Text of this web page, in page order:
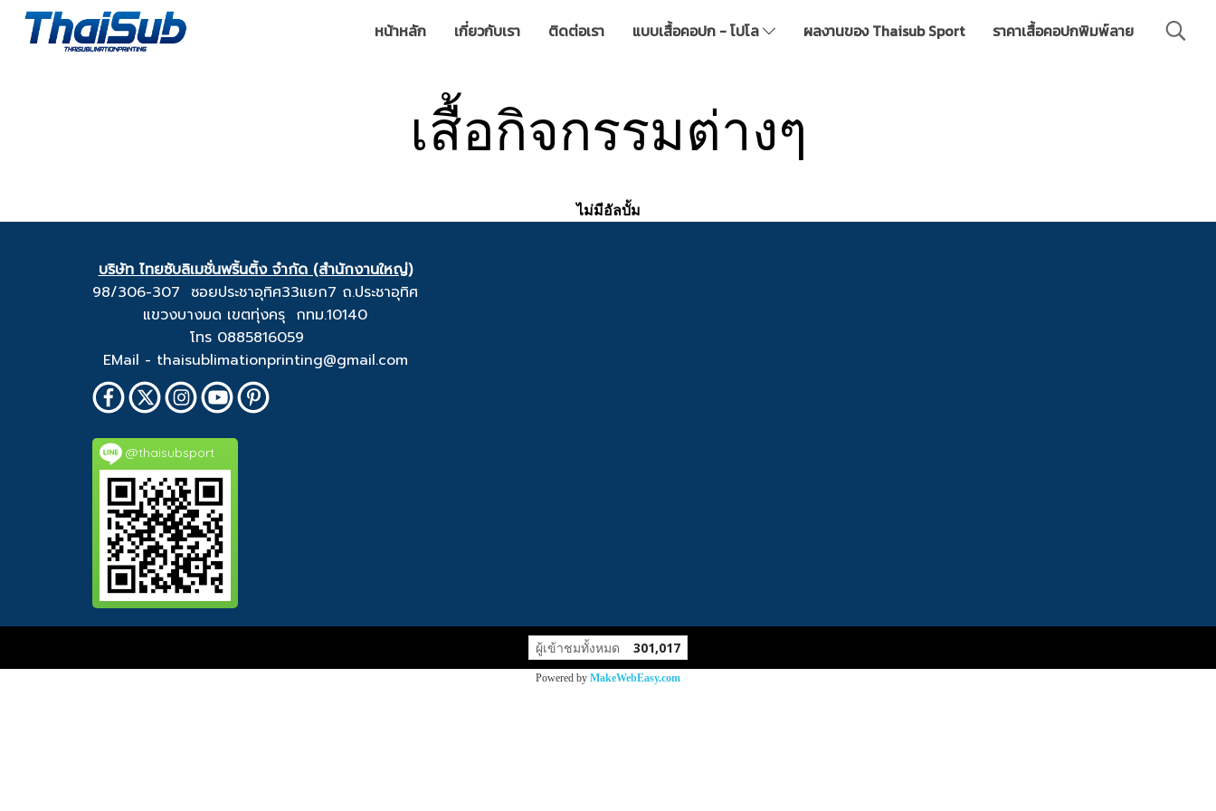
หน้าหลัก เกี่ยวกับเรา ติดต่อเรา แบบเสื้อคอปก - โปโล ผลงานของ Thaisub Sport ราคาเสื้อคอปกพิมพ์ลาย
เสื้อกิจกรรมต่างๆ
ไม่มีอัลบั้ม
บริษัท ไทยซับลิเมชั่นพริ้นติ้ง จำกัด (สำนักงานใหญ่)
98/306-307 ซอยประชาอุทิศ33แยก7 ถ.ประชาอุทิศ
แขวงบางมด เขตทุ่งครุ กทม.10140
โทร 0885816059
EMail - thaisublimationprinting@gmail.com
@thaisubsport
ผู้เข้าชมทั้งหมด 301,017
Powered by MakeWebEasy.com